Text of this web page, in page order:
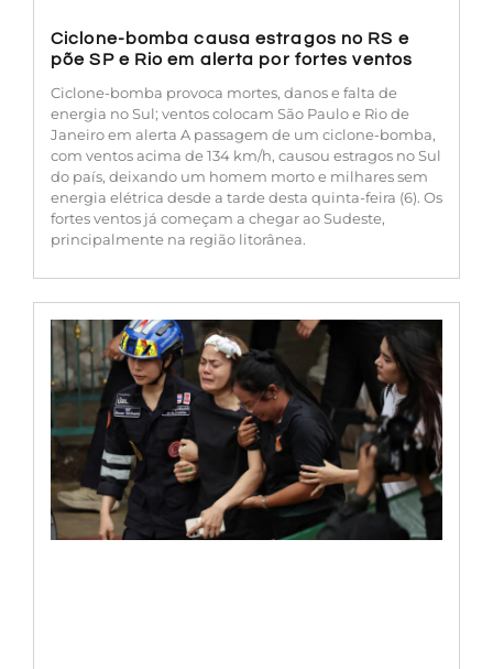
Ciclone-bomba causa estragos no RS e
põe SP e Rio em alerta por fortes ventos
Ciclone-bomba provoca mortes, danos e falta de
energia no Sul; ventos colocam São Paulo e Rio de
Janeiro em alerta A passagem de um ciclone-bomba,
com ventos acima de 134 km/h, causou estragos no Sul
do país, deixando um homem morto e milhares sem
energia elétrica desde a tarde desta quinta-feira (6). Os
fortes ventos já começam a chegar ao Sudeste,
principalmente na região litorânea.